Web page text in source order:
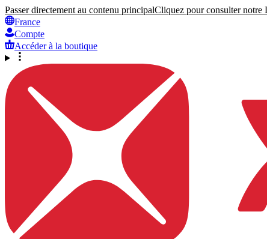
Passer directement au contenu principalCliquez pour consulter notre
France
Compte
Accéder à la boutique